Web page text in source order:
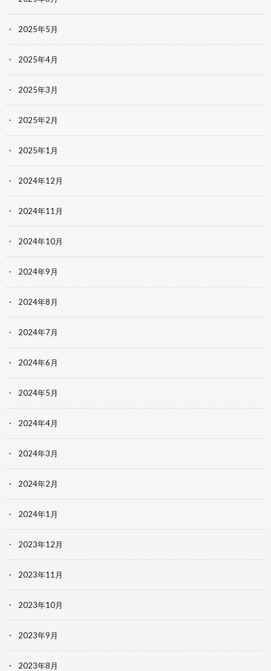
2025年5月
2025年4月
2025年3月
2025年2月
2025年1月
2024年12月
2024年11月
2024年10月
2024年9月
2024年8月
2024年7月
2024年6月
2024年5月
2024年4月
2024年3月
2024年2月
2024年1月
2023年12月
2023年11月
2023年10月
2023年9月
2023年8月